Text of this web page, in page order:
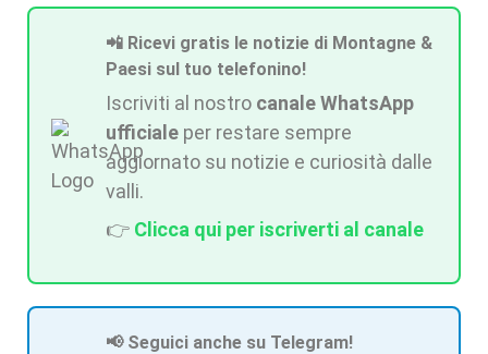
📲 Ricevi gratis le notizie di Montagne &
Paesi sul tuo telefonino!
Iscriviti al nostro canale WhatsApp
ufficiale per restare sempre
aggiornato su notizie e curiosità dalle
valli.
👉 Clicca qui per iscriverti al canale
📢 Seguici anche su Telegram!